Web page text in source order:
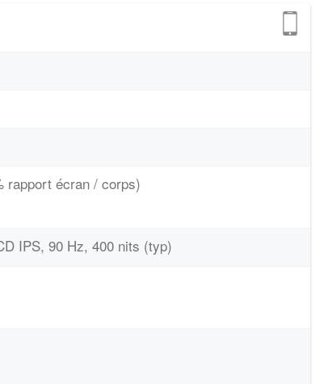
rapport écran / corps)
IPS, 90 Hz, 400 nits (typ)